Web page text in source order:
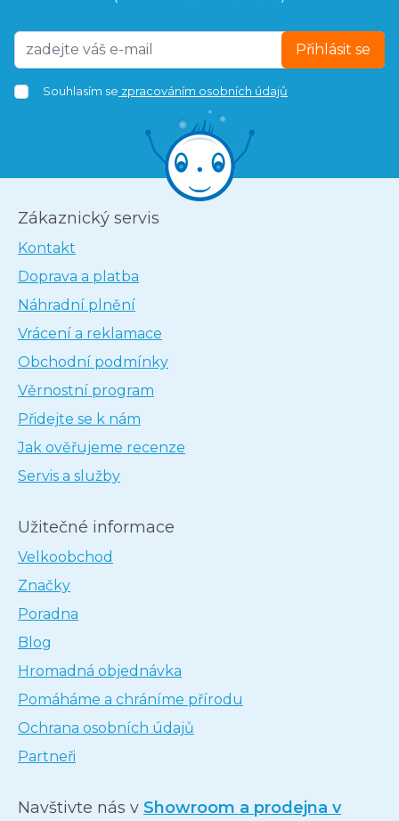
Přihlásit se
Souhlasím se zpracováním osobních údajů
Zákaznický servis
Kontakt
Doprava a platba
Náhradní plnění
Vrácení a reklamace
Obchodní podmínky
Věrnostní program
Přidejte se k nám
Jak ověřujeme recenze
Servis a služby
Užitečné informace
Velkoobchod
Značky
Poradna
Blog
Hromadná objednávka
Pomáháme a chráníme přírodu
Ochrana osobních údajů
Partneři
Navštivte nás v Showroom a prodejna v